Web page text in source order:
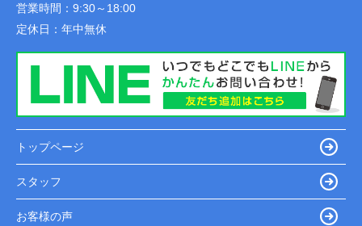
営業時間： 9:30～18:00
定休日： 年中無休
トップページ
スタッフ
お客様の声